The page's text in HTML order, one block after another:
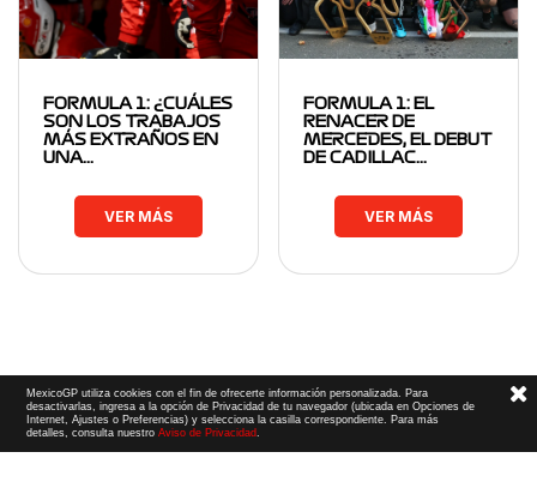
FORMULA 1: ¿CUÁLES
SON LOS TRABAJOS
MÁS EXTRAÑOS EN
UNA…
VER MÁS
FORMULA 1: EL
RENACER DE
MERCEDES, EL DEBUT
DE CADILLAC…
VER MÁS
MexicoGP utiliza cookies con el fin de ofrecerte información personalizada. Para
desactivarlas, ingresa a la opción de Privacidad de tu navegador (ubicada en Opciones de
Internet, Ajustes o Preferencias) y selecciona la casilla correspondiente. Para más
detalles, consulta nuestroAviso de Privacidad.